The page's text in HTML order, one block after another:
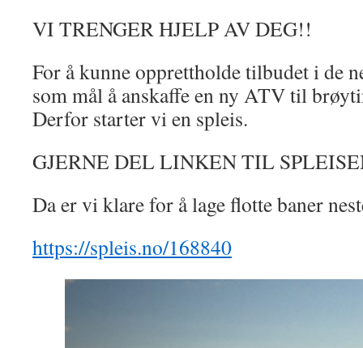
VI TRENGER HJELP AV DEG!!
For å kunne opprettholde tilbudet i de
som mål å anskaffe en ny ATV til
Derfor starter vi en spleis.
GJERNE DEL LINKEN TIL
Da er vi klare for å lage flotte baner
https://spleis.no/168840